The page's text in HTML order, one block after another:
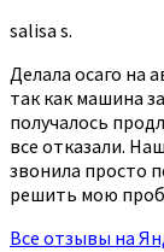
salisa s.
Делала осаго на
так как машина
получалось
все отказали.
звонила просто
решить мою
Все отзывы на